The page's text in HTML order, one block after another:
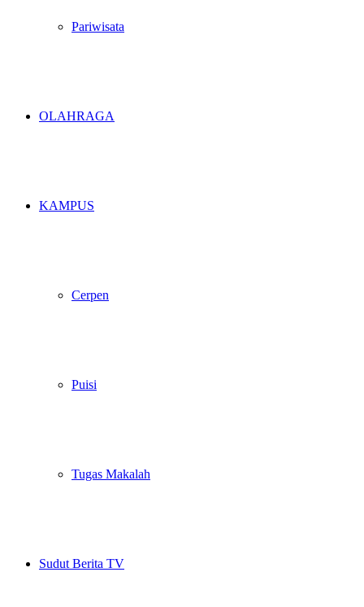
Pariwisata
OLAHRAGA
KAMPUS
Cerpen
Puisi
Tugas Makalah
Sudut Berita TV